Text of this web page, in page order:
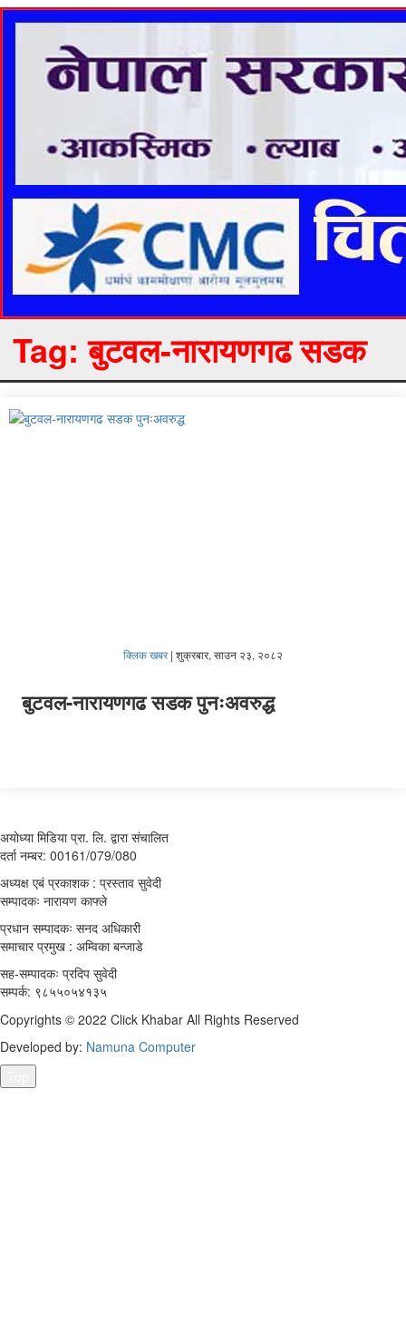
Tag:बुटवल-नारायणगढ सडक
क्लिक खबर| शुक्रबार, साउन २३, २०८२
बुटवल-नारायणगढ सडक पुनःअवरुद्ध
अयोध्या मिडिया प्रा. लि. द्वारा संचालित
दर्ता नम्बर: 00161/079/080
अध्यक्ष एबं प्रकाशक : प्रस्ताव सुवेदी
सम्पादकः नारायण काफ्ले
प्रधान सम्पादकः सनद अधिकारी
समाचार प्रमुख : अम्विका बन्जाडे
सह-सम्पादकः प्रदिप सुवेदी
सम्पर्क: ९८५५०५४१३५
Copyrights © 2022 Click Khabar All Rights Reserved
Developed by: Namuna Computer